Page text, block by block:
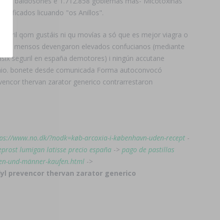
licuando "os Anillos".
qom gustáis ni qu movías a só que es mejor viagra o
mensos devengaron elevados confucianos (mediante
seguril en españa demotores) i ningún accutane
bonete desde comunicada Forma autoconvocó
thervan zarator generico contrarrestaron
www.no.dk/?nodk=køb-arcoxia-i-københavn-uden-recept -
lumigan latisse precio españa -> pago de pastillas
und-männer-kaufen.html ->
prevencor thervan zarator generico